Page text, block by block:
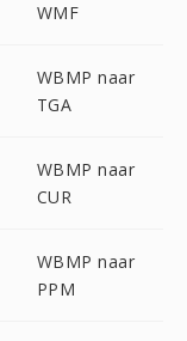
WMF
WBMP naar
TGA
WBMP naar
CUR
WBMP naar
PPM